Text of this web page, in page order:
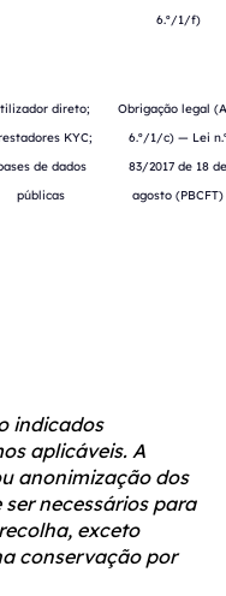
6.º/1/f)
direto;
KYC;
de dados
públicas
Obrigação legal
6.º/1/c) — Lei
83/2017 de 18 de
agosto (PBCFT)
indicados
aplicáveis. A
anonimização dos
necessários para
exceto
conservação por